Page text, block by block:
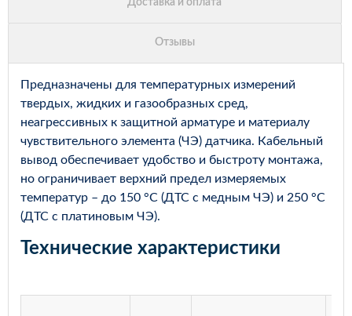
Предназначены для температурных измерений
твердых, жидких и газообразных сред,
неагрессивных к защитной арматуре и материалу
чувствительного элемента (ЧЭ) датчика. Кабельный
вывод обеспечивает удобство и быстроту монтажа,
но ограничивает верхний предел измеряемых
температур – до 150 °С (ДТС с медным ЧЭ) и 250 °С
(ДТС с платиновым ЧЭ).
Технические характеристики